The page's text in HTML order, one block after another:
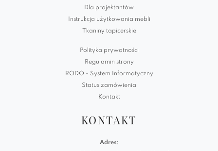
Dla projektantów
Instrukcja użytkowania mebli
Tkaniny tapicerskie
Polityka prywatności
Regulamin strony
RODO - System Informatyczny
Status zamówienia
Kontakt
KONTAKT
Adres: